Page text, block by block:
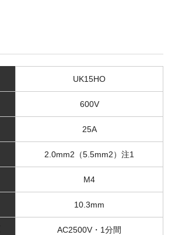
UK15HO
600V
25A
2.0mm2（5.5mm2）注1
M4
10.3mm
AC2500V・1分間